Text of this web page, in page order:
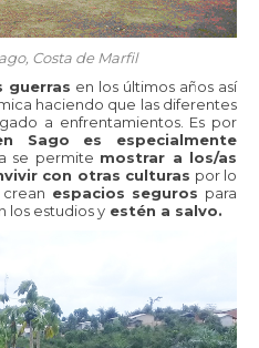
Costa de Marfil
guerras en los últimos años así
haciendo que las diferentes
a enfrentamientos. Es por
Sago es especialmente
se permite mostrar a los/as
con otras culturas por lo
espacios seguros para
los estudios y estén a salvo.